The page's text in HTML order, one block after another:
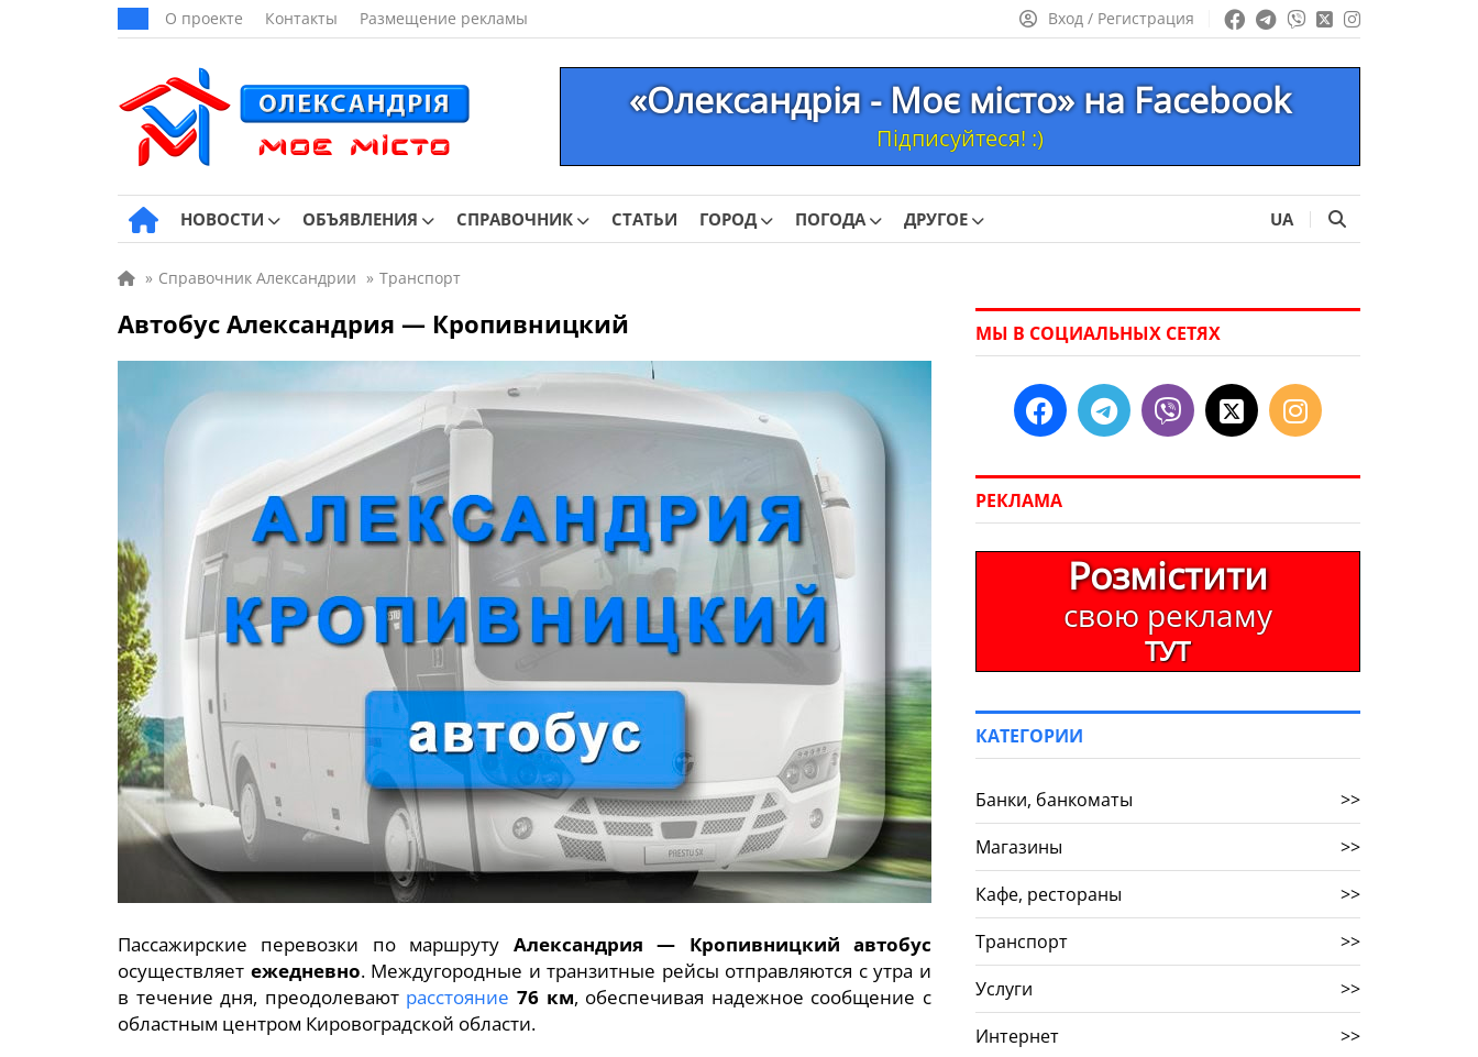
О проекте Контакты Размещение рекламы Вход / Регистрация
«Олександрія - Моє місто» на Facebook
Підписуйтеся! :)
НОВОСТИ ОБЪЯВЛЕНИЯ СПРАВОЧНИК СТАТЬИ ГОРОД ПОГОДА ДРУГОЕ UA
» Справочник Александрии » Транспорт
Автобус Александрия — Кропивницкий
Пассажирские перевозки по маршруту Александрия — Кропивницкий автобус
осуществляет ежедневно. Междугородные и транзитные рейсы отправляются с утра и
в течение дня, преодолевают расстояние 76 км, обеспечивая надежное сообщение с
областным центром Кировоградской области.
МЫ В СОЦИАЛЬНЫХ СЕТЯХ
РЕКЛАМА
Розмістити
свою рекламу
ТУТ
КАТЕГОРИИ
Банки, банкоматы
>>
Магазины
>>
Кафе, рестораны
>>
Транспорт
>>
Услуги
>>
Интернет
>>